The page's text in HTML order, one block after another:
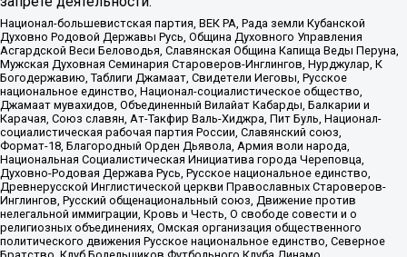
Национал-большевистская партия, ВЕК РА, Рада земли Кубанской
Духовно Родовой Державы Русь, Община Духовного Управления
Асгардской Веси Беловодья, Славянская Община Капища Веды Перуна,
Мужская Духовная Семинария Староверов-Инглингов, Нурджулар, К
Богодержавию, Таблиги Джамаат, Свидетели Иеговы, Русское
национальное единство, Национал-социалистическое общество,
Джамаат мувахидов, Объединенный Вилайат Кабарды, Балкарии и
Карачая, Союз славян, Ат-Такфир Валь-Хиджра, Пит Буль, Национал-
социалистическая рабочая партия России, Славянский союз,
Формат-18, Благородный Орден Дьявола, Армия воли народа,
Национальная Социалистическая Инициатива города Череповца,
Духовно-Родовая Держава Русь, Русское национальное единство,
Древнерусской Инглистической церкви Православных Староверов-
Инглингов, Русский общенациональный союз, Движение против
нелегальной иммиграции, Кровь и Честь, О свободе совести и о
религиозных объединениях, Омская организация общественного
политического движения Русское национальное единство, Северное